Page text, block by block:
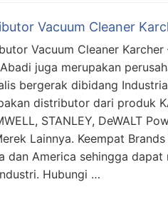
Vacuum Cleaner
Vacuum Cleaner Karcher
juga merupakan
bergerak dibidang
distributor dari produk
STANLEY, DeWALT
Lainnya. Keempat
dan America sehingga dapat
Hubungi …